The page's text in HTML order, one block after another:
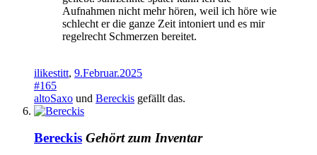
Aufnahmen nicht mehr hören, weil ich höre wie
schlecht er die ganze Zeit intoniert und es mir
regelrecht Schmerzen bereitet.
ilikestitt, 9.Februar.2025
#165
altoSaxo und Bereckis gefällt das.
Bereckis Gehört zum Inventar